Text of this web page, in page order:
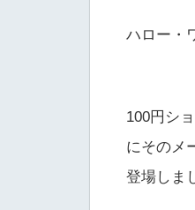
ハロー・
100円シ
にそのメ
登場しま